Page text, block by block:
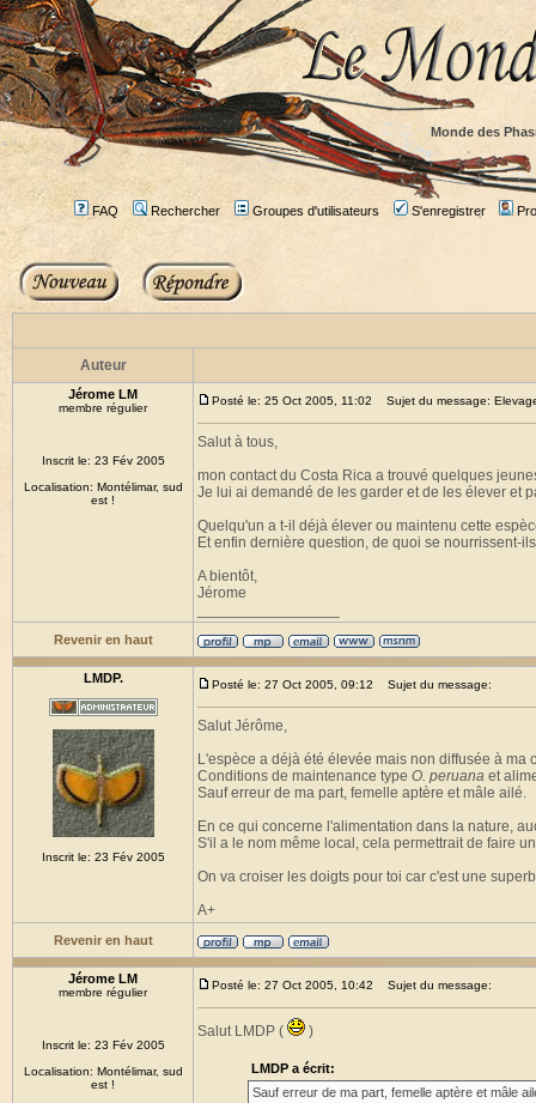
Monde des
FAQ Rechercher Groupes d'utilisateurs S'enregistrer
Auteur
Jérome LM
membre régulier
Inscrit le: 23 Fév 2005
Localisation: Montélimar, sud
est !
Posté le: 25 Oct 2005, 11:02 Sujet du message:
Salut à tous,
mon contact du Costa Rica a trouvé quelques
Je lui ai demandé de les garder et de les élever et
Quelqu'un a t-il déjà élever ou maintenu cette
Et enfin dernière question, de quoi se nourrissent-
A bientôt,
Jérome
Revenir en haut
LMDP.
Inscrit le: 23 Fév 2005
Posté le: 27 Oct 2005, 09:12 Sujet du message:
Salut Jérôme,
L'espèce a déjà été élevée mais non diffusée à ma
Conditions de maintenance type O. peruana et
Sauf erreur de ma part, femelle aptère et mâle ailé.
En ce qui concerne l'alimentation dans la nature,
S'il a le nom même local, cela permettrait de faire
On va croiser les doigts pour toi car c'est une
A+
Revenir en haut
Jérome LM
membre régulier
Inscrit le: 23 Fév 2005
Localisation: Montélimar, sud
est !
Posté le: 27 Oct 2005, 10:42 Sujet du message:
Salut LMDP ( )
LMDP a écrit:
Sauf erreur de ma part, femelle aptère et mâle